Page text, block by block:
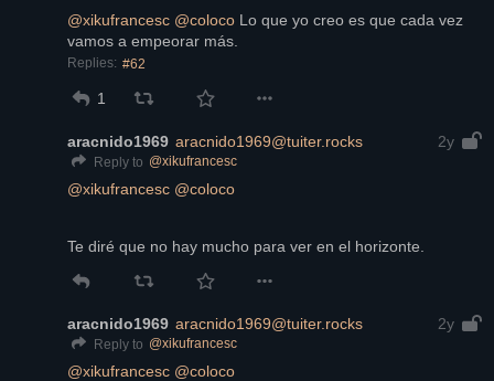
@xikufrancesc @coloco Lo que yo creo es que cada vez
vamos a empeorar más.
Replies: #62
1
aracnido1969 aracnido1969@tuiter.rocks 2y
Reply to @xikufrancesc
@xikufrancesc @coloco
Te diré que no hay mucho para ver en el horizonte.
aracnido1969 aracnido1969@tuiter.rocks 2y
Reply to @xikufrancesc
@xikufrancesc @coloco